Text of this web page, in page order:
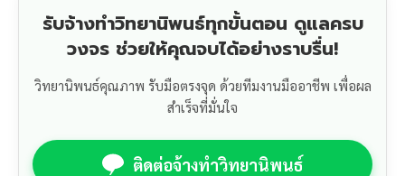
รับจ้างทำวิทยานิพนธ์ทุกขั้นตอน ดูแลครบ
วงจร ช่วยให้คุณจบได้อย่างราบรื่น!
วิทยานิพนธ์คุณภาพ รับมือตรงจุด ด้วยทีมงานมืออาชีพ เพื่อผล
สำเร็จที่มั่นใจ
ติดต่อจ้างทำวิทยานิพนธ์